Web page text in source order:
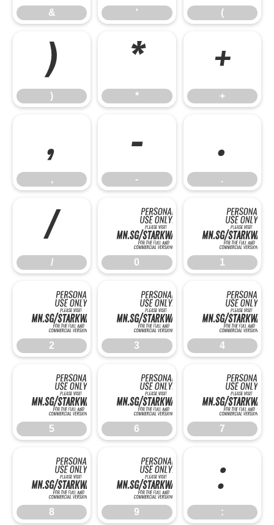
& ' (
)
)
*
*
+
+
,
,
-
-
.
.
/
/
0
0 1
2
2
3
3 4
5
5
6
6 7
8
8
9
9
:
: